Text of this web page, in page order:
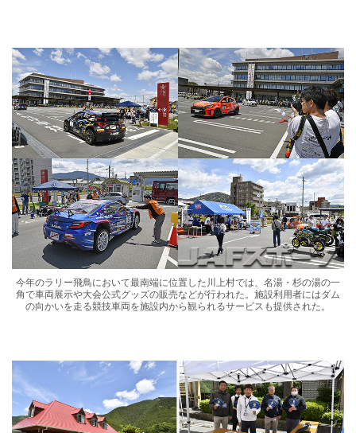
今年のラリー飛鳥において最南端に位置した川上村では、名湯・杉の湯の一
角で車両展示や大会公式グッズの販売などが行われた。施設利用者にはダム
の向かいを走る競技車両を施設内から観られるサービスも提供された。